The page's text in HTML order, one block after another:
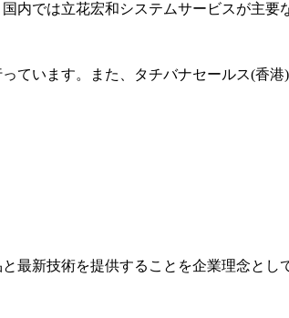
では立花宏和システムサービスが主要
ています。また、タチバナセールス(香
最新技術を提供することを企業理念と